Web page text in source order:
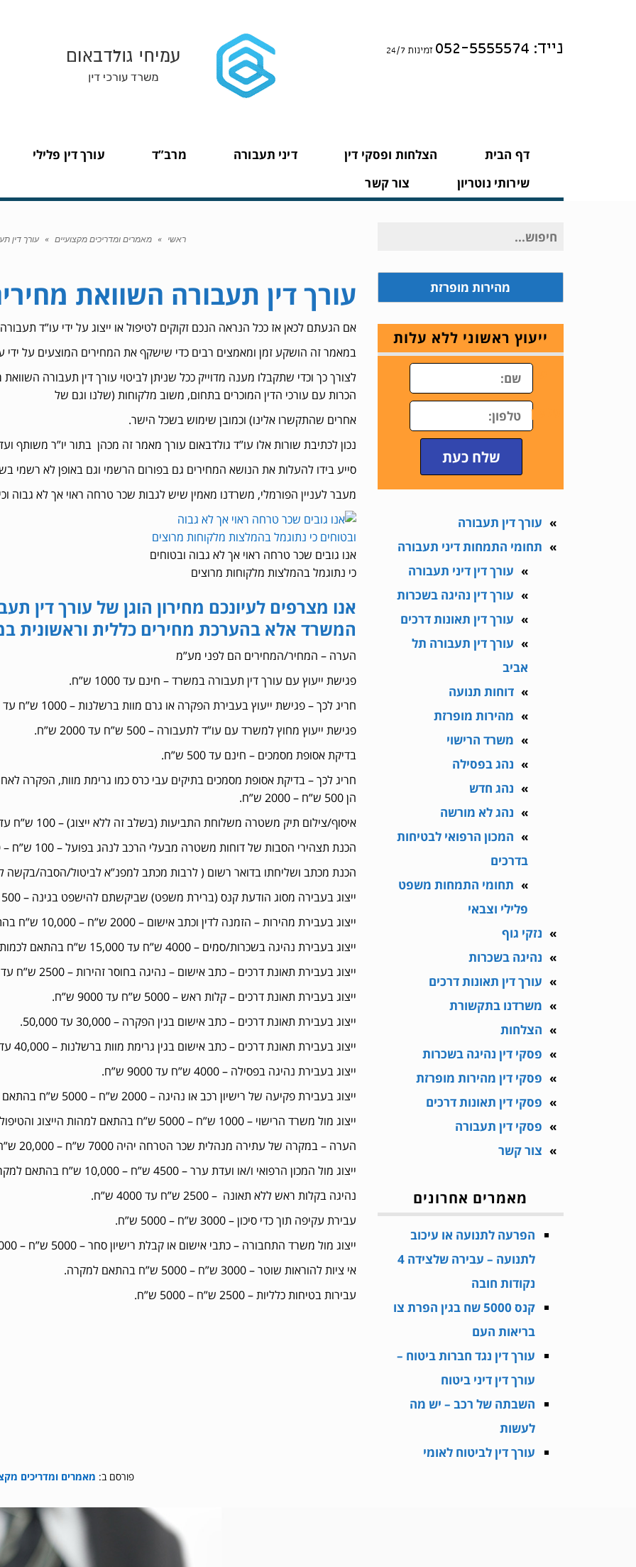
נייד: 052-5555574 זמינות 24/7
דף הבית הצלחות ופסקי דין דיני תעבורה מרב”ד
עורך דין פלילי
שירותי נוטריון
צור קשר
ראשי » מאמרים ומדריכים מקצועיים » עורך דין
עורך דין תעבורה השוואת
אם הגעתם לכאן אז ככל הנראה הנכם זקוקים לטיפול או ייצוג על ידי עו”ד
במאמר זה הושקע זמן ומאמצים רבים כדי שישקף את המחירים המוצעים על ידי
לצורך כך וכדי שתקבלו מענה מדוייק ככל שניתן לביטוי עורך דין תעבורה
הכרות עם עורכי הדין המוכרים בתחום, משוב מלקוחות (שלנו וגם של
אחרים שהתקשרו אלינו) וכמובן שימוש בשכל הישר.
נכון לכתיבת שורות אלו עו”ד גולדבאום עורך מאמר זה מכהן בתור יו”ר משותף
סייע בידו להעלות את הנושא המחירים גם בפורום הרשמי וגם באופן לא רשמי
מעבר לעניין הפורמלי, משרדנו מאמין שיש לגבות שכר טרחה ראוי אך לא גבוה
אנו גובים שכר טרחה ראוי אך לא גבוה ובטוחים
כי נתוגמל בהמלצות מלקוחות מרוצים
אנו מצרפים לעיונכם מחירון הוגן של עורך דין
המשרד אלא בהערכת מחירים כללית וראשונית
הערה – המחיר/המחירים הם לפני מע”מ
פגישת ייעוץ עם עורך דין תעבורה במשרד – חינם עד 1000 ש”ח.
חריג לכך – פגישת ייעוץ בעבירת הפקרה או גרם מוות ברשלנות – 1000 ש”ח עד 5000 ש”ח.
פגישת ייעוץ מחוץ למשרד עם עו”ד לתעבורה – 500 ש”ח עד 2000 ש”ח.
בדיקת אסופת מסמכים – חינם עד 500 ש”ח.
חריג לכך – בדיקת אסופת מסמכים בתיקים עבי כרס כמו גרימת מוות, הפקרה
הן 500 ש”ח – 2000 ש”ח.
איסוף/צילום תיק משטרה משלוחת התביעות (בשלב זה ללא ייצוג) – 100 ש”ח עד 250 ש”ח.
הכנת תצהירי הסבות של דוחות משטרה מבעלי הרכב לנהג בפועל – 100 ש”ח – 250 ש”ח.
הכנת מכתב ושליחתו בדואר רשום ( לרבות מכתב למפנ”א לביטול/הסבה/בקשה להישפט וכו.) –
ייצוג בעבירה מסוג הודעת קנס (ברירת משפט) שביקשתם להישפט בגינה – 1500 ש”ח -3500 ש”ח.
ייצוג בעבירת מהירות – הזמנה לדין וכתב אישום – 2000 ש”ח – 10,000 ש”ח בהתאם למהירות מעל למותר והאם יש עבירות נלוות.
ייצוג בעבירת נהיגה בשכרות/סמים – 4000 ש”ח עד 15,000 ש”ח בהתאם לכמות האלכוהול, עבירה ראשונה או חוזרת וכו..
ייצוג בעבירת תאונת דרכים – כתב אישום – נהיגה בחוסר זהירות – 2500 ש”ח עד 4500 ש”ח.
ייצוג בעבירת תאונת דרכים – קלות ראש – 5000 ש”ח עד 9000 ש”ח.
ייצוג בעבירת תאונת דרכים – כתב אישום בגין הפקרה – 30,000 עד 50,000.
ייצוג בעבירת תאונת דרכים – כתב אישום בגין גרימת מוות ברשלנות – 40,000 עד 100,000 ש”ח.
ייצוג בעבירת נהיגה בפסילה – 4000 ש”ח עד 9000 ש”ח.
ייצוג בעבירת פקיעה של רישיון רכב או נהיגה – 2000 ש”ח – 5000 ש”ח בהתאם לסוג הפקיעה , זמן הפקיעה ועבירה ראשונה או חוזרת.
ייצוג מול משרד הרישוי – 1000 ש”ח – 5000 ש”ח בהתאם למהות הייצוג והטיפול.
הערה – במקרה של עתירה מנהלית שכר הטרחה יהיה 7000 ש”ח – 20,000 ש”ח.
ייצוג מול המכון הרפואי ו/או ועדת ערר – 4500 ש”ח – 10,000 ש”ח בהתאם למקרה.
נהיגה בקלות ראש ללא תאונה – 2500 ש”ח עד 4000 ש”ח.
עבירת עקיפה תוך כדי סיכון – 3000 ש”ח – 5000 ש”ח.
ייצוג מול משרד התחבורה – כתבי אישום או קבלת רישיון סחר – 5000 ש”ח – 20,000 ש”ח.
אי ציות להוראות שוטר – 3000 ש”ח – 5000 ש”ח בהתאם למקרה.
עבירות בטיחות כלליות – 2500 ש”ח – 5000 ש”ח.
פורסם ב: מאמרים ומדריכים
חיפוש
מהירות מופרזת
ייעוץ ראשוני ללא עלות
טלפון
שלח כעת
עורך דין תעבורה
תחומי התמחות דיני תעבורה
עורך דין דיני תעבורה
עורך דין נהיגה בשכרות
עורך דין תאונות דרכים
עורך דין תעבורה תל
אביב
דוחות תנועה
מהירות מופרזת
משרד הרישוי
נהג בפסילה
נהג חדש
נהג לא מורשה
המכון הרפואי לבטיחות
בדרכים
תחומי התמחות משפט
פלילי וצבאי
נזקי גוף
נהיגה בשכרות
עורך דין תאונות דרכים
משרדנו בתקשורת
הצלחות
פסקי דין נהיגה בשכרות
פסקי דין מהירות מופרזת
פסקי דין תאונות דרכים
פסקי דין תעבורה
צור קשר
מאמרים אחרונים
הפרעה לתנועה או עיכוב
לתנועה – עבירה שלצידה 4
נקודות חובה
קנס 5000 שח בגין הפרת צו
בריאות העם
עורך דין נגד חברות ביטוח –
עורך דין דיני ביטוח
השבתה של רכב – יש מה
לעשות
עורך דין לביטוח לאומי